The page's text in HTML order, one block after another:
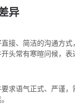
异
接、简洁的沟通方
头常有寒暄问候，表
求语气正式、严谨